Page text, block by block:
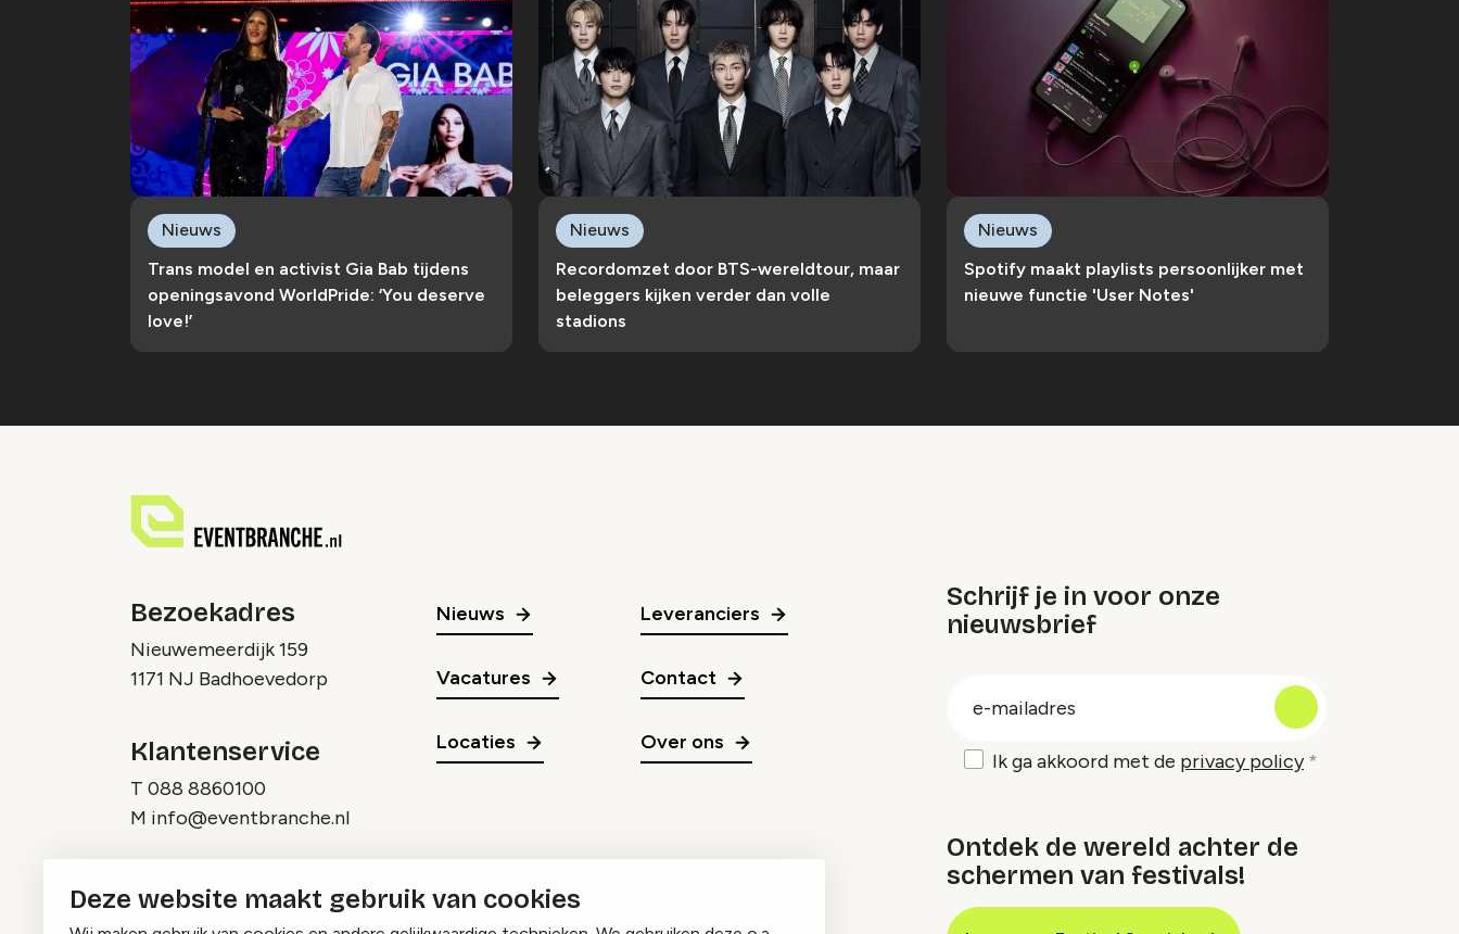
Deze website maakt gebruik van cookies
Trans model en activist Gia Bab tijdens
openingsavond WorldPride: ‘You deserve
love!’
Nieuws
Recordomzet door BTS-wereldtour, maar
beleggers kijken verder dan volle
stadions
Nieuws
Spotify maakt playlists persoonlijker met
nieuwe functie 'User Notes'
Nieuws
Bezoekadres
Nieuwemeerdijk 159
1171 NJ Badhoevedorp
Klantenservice
T 088 8860100
M info@eventbranche.nl
Nieuws
Vacatures
Locaties
Leveranciers
Contact
Over ons
Schrijf je in voor onze
nieuwsbrief
Ik ga akkoord met de privacy policy
Ontdek de wereld achter de
schermen van festivals!